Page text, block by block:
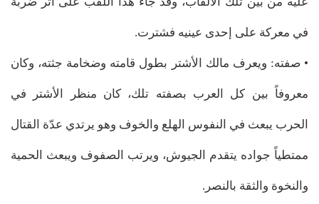
في معركة على إحدى عينيه فشترت.
• صفته: ويعرف مالك الأشتر بطول قامته وضخامة جثته، وكان
معروفاً بين كل العرب بصفته تلك، كان منظر الأشتر في
الحرب يبعث في النفوس الهلع والخوف وهو يرتدي عدّة القتال
ممتطياً جواده يتقدم الجيوش، ويرتب الصفوف ويبعث الحمية
والنخوة والثقة بالنصر.